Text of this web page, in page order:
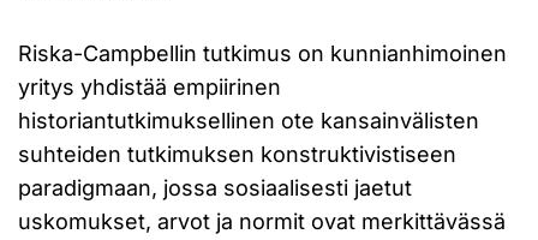
Riska-Campbellin tutkimus on kunnianhimoinen
yritys yhdistää empiirinen
historiantutkimuksellinen ote kansainvälisten
suhteiden tutkimuksen konstruktivistiseen
paradigmaan, jossa sosiaalisesti jaetut
uskomukset, arvot ja normit ovat merkittävässä